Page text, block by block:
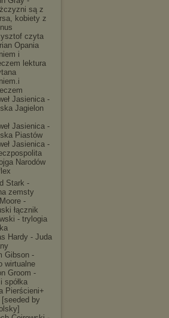
i są z
kobiety z
f czyta
Opania
i
lektura
Jasienica -
Jagielon
Jasienica -
Piastów
Jasienica -
polita
Narodów
Stark -
zemsty
-
łącznik
- trylogia
Hardy - Juda
Gibson -
wirtualne
Groom -
spółka
Pierścieni+
[seeded by
]